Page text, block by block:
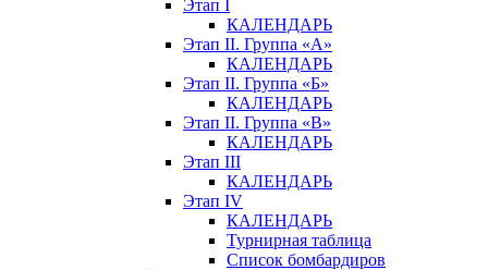
Этап I
КАЛЕНДАРЬ
Этап II. Группа «А»
КАЛЕНДАРЬ
Этап II. Группа «Б»
КАЛЕНДАРЬ
Этап II. Группа «В»
КАЛЕНДАРЬ
Этап III
КАЛЕНДАРЬ
Этап IV
КАЛЕНДАРЬ
Турнирная таблица
Список бомбардиров